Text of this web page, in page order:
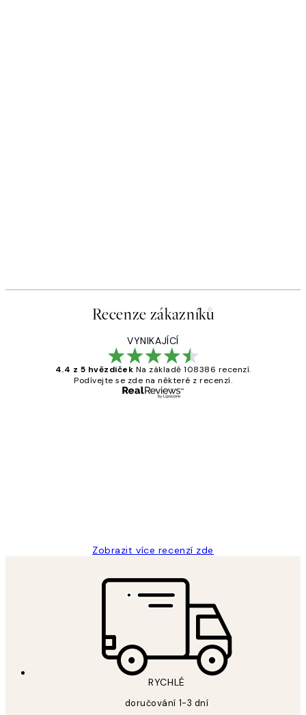
Recenze zákazníků
VYNIKAJÍCÍ
4.4 z 5 hvězdiček Na základě 108386 recenzí.
Podívejte se zde na některé z recenzí.
Zobrazit více recenzí zde
RYCHLÉ
doručování 1-3 dní